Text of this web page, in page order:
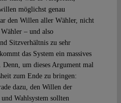
möglichst genau
den Willen aller Wähler, nicht
– und also
Sitzverhältnis zu sehr
das System ein massives
um dieses Argument mal
zum Ende zu bringen:
dazu, den Willen der
Wahlsystem sollten